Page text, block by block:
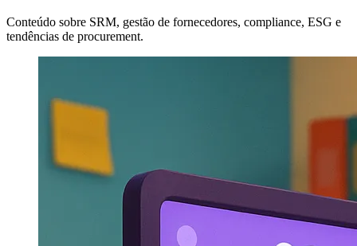
Conteúdo sobre SRM, gestão de fornecedores, compliance, ESG e
tendências de procurement.